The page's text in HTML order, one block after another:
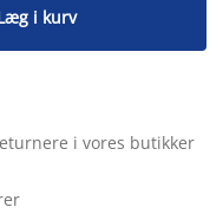
i kurv
i vores butikker